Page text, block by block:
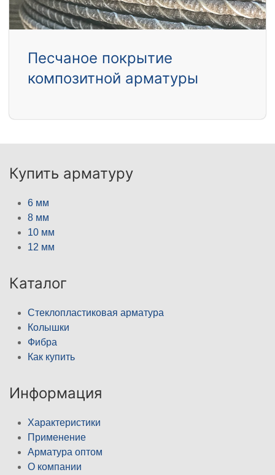
Песчаное покрытие
композитной арматуры
Купить арматуру
6 мм
8 мм
10 мм
12 мм
Каталог
Стеклопластиковая арматура
Колышки
Фибра
Как купить
Информация
Характеристики
Применение
Арматура оптом
О компании